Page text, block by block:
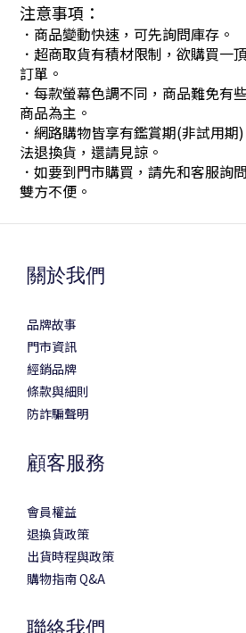
注意事項：
．商品變動快速，可先詢問庫存。
．超商取貨有積材限制，欲購買一
訂單。
．每款螢幕色調不同，商品難免有
商品為主。
．網路購物皆享有鑑賞期(非試用
法退換貨，還請見諒。
．如要到門市購買，請先和客服詢
雙方不便。
關於我們
品牌故事
門市資訊
經銷品牌
條款與細則
防詐騙聲明
顧客服務
會員權益
退換貨政策
出貨時程與政策
購物指南 Q&A
聯絡我們